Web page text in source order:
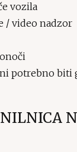
vozila
/ video nadzor
potrebno biti